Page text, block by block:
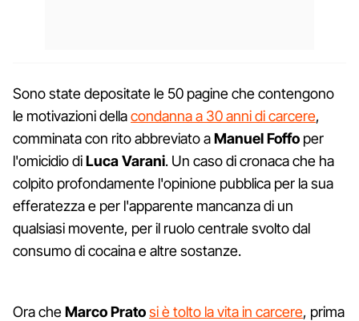
Sono state depositate le 50 pagine che contengono
le motivazioni dellacondanna a 30 anni di carcere,
comminata con rito abbreviato aManuel Foffo per
l'omicidio diLuca Varani. Un caso di cronaca che ha
colpito profondamente l'opinione pubblica per la sua
efferatezza e per l'apparente mancanza di un
qualsiasi movente, per il ruolo centrale svolto dal
consumo di cocaina e altre sostanze.
Ora cheMarco Pratosi è tolto la vita in carcere, prima